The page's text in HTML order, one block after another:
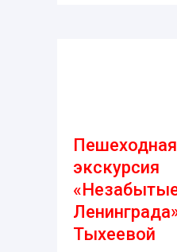
Пешеходная
экскурсия
Тыхеевой